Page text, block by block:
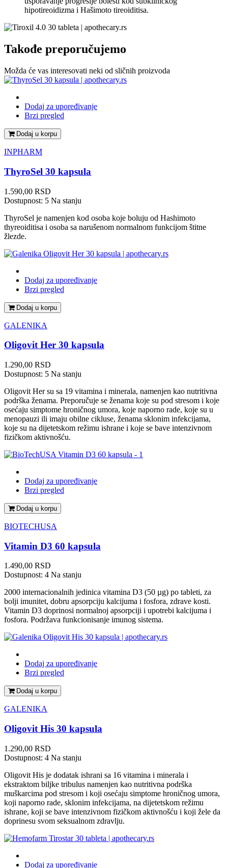
hipotireoidizma i Hašimoto tireoiditisa.
Takođe preporučujemo
Možda će vas interesovati neki od sličnih proizvoda
Dodaj za upoređivanje
Brzi pregled
Dodaj u korpu
INPHARM
ThyroSel 30 kapsula
Cena
1.590,00 RSD
Dostupnost: 5 Na stanju
ThyroSel je namenjen kod osoba koje boluju od Hashimoto
thyreoiditisa i osoba sa narušenom normalnom funkcijom štitne
žlezde.
Dodaj za upoređivanje
Brzi pregled
Dodaj u korpu
GALENIKA
Oligovit Her 30 kapsula
Cena
1.290,00 RSD
Dostupnost: 5 Na stanju
Oligovit Her su sa 19 vitamina i minerala, namenjen kao nutritivna
podrška ženama. Preporučuje se ženama koje su pod stresom i koje
osećaju simptome hroničnog umora, koje naporno rade, koje su u
menopauzi ili imaju obilne cikluse, ženama sklonim infekcijama,
koje su na dijetetskom režimu ishrane i koje se bave intenzivnom
fizičkom aktivnošću.
Dodaj za upoređivanje
Brzi pregled
Dodaj u korpu
BIOTECHUSA
Vitamin D3 60 kapsula
Cena
1.490,00 RSD
Dostupnost: 4 Na stanju
2000 internacionalnih jedinica vitamina D3 (50 µg) po tableti, za
bolji imunitet, dobru apsorpciju kalcijuma i fosfora, zdrave kosti.
Vitamin D3 doprinosi normalnoj apsorpciji i upotrebi kalcijuma i
fosfora. Podržava funkcionisanje imunog sistema.
Dodaj za upoređivanje
Brzi pregled
Dodaj u korpu
GALENIKA
Oligovit His 30 kapsula
Cena
1.290,00 RSD
Dostupnost: 4 Na stanju
Oligovit His je dodatak ishrani sa 16 vitamina i minerala i
ekstraktom biljke tribulus namenjen kao nutritivna podrška
muškarcima pod stresom i koji osećaju simptome hroničnog umora,
koji naporno rade, sklonim infekcijama, na dijetetskom režimu
ishrane, koji se bave intenzivnom fizičkom aktivnošću i koji žele da
doprinesu svom seksualnom zdravlju.
Dodaj za upoređivanje